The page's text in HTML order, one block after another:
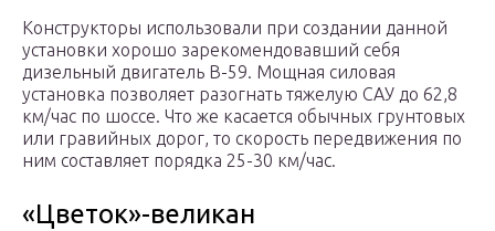
Конструкторы использовали при создании данной
установки хорошо зарекомендовавший себя
дизельный двигатель В-59. Мощная силовая
установка позволяет разогнать тяжелую САУ до 62,8
км/час по шоссе. Что же касается обычных грунтовых
или гравийных дорог, то скорость передвижения по
ним составляет порядка 25-30 км/час.
«Цветок»-великан